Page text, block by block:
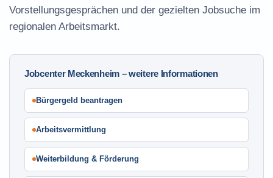
Vorstellungsgesprächen und der gezielten Jobsuche im
regionalen Arbeitsmarkt.
Jobcenter Meckenheim – weitere Informationen
Bürgergeld beantragen
Arbeitsvermittlung
Weiterbildung & Förderung